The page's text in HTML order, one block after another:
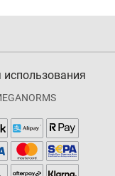
использования